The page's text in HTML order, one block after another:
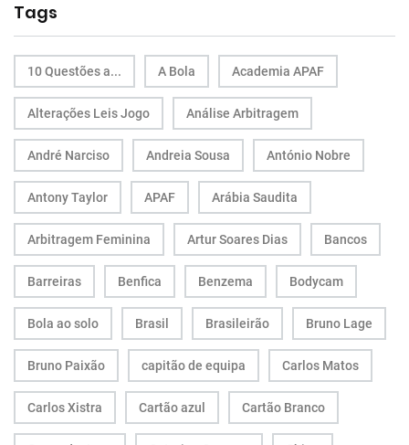
Tags
10 Questões a... A Bola Academia APAF
Alterações Leis Jogo Análise Arbitragem
André Narciso Andreia Sousa António Nobre
Antony Taylor APAF Arábia Saudita
Arbitragem Feminina Artur Soares Dias Bancos
Barreiras Benfica Benzema Bodycam
Bola ao solo Brasil Brasileirão Bruno Lage
Bruno Paixão capitão de equipa Carlos Matos
Carlos Xistra Cartão azul Cartão Branco